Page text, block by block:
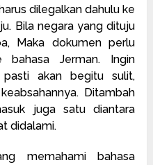
dilegalkan dahulu ke
Bila negara yang dituju
Maka dokumen perlu
bahasa Jerman. Ingin
pasti akan begitu sulit,
Ditambah
juga satu diantara
didalami.
memahami bahasa